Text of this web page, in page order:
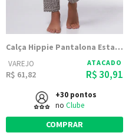
Calça Hippie Pantalona Estampada | 2305
VAREJO
R$ 61,82
ATACADO
R$ 30,91
+30 pontos
no Clube
COMPRAR